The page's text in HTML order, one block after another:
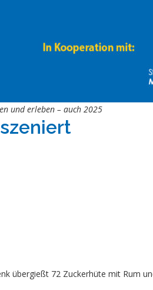
und erleben – auch 2025
übergießt 72 Zuckerhüte mit Rum